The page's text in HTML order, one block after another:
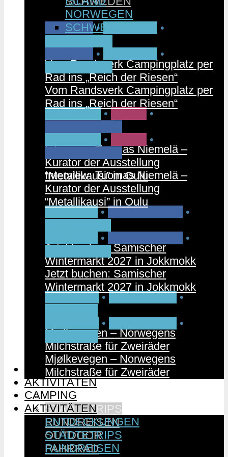
CAMPEN •
•
Vom Randsverk Campingplatz per
Rad ins „Reich der Riesen“
FINNLAND • MUSIK •
Interview: Tuomas Niemelä –
Kurator der Ausstellung
“Metallikausi” in Oulu
PARTNER • RUNDREISEN
•
Jetzt buchen: Samischer
Wintermarkt 2027 in Jokkmokk
FAHRRAD • NORWEGEN •
Mjølkevegen – Norwegens
Milchstraße für Zweiräder
CAMPING
AKTIVITÄTEN
ENTDECKUNGEN
STÄDTETRIPS
RUNDREISEN
OUTDOOR
FAHRRAD
NORWEGEN
SCHWEDEN
•
•
Vom Randsverk Campingplatz per
Rad ins „Reich der Riesen“
•
•
Interview: Tuomas Niemelä –
Kurator der Ausstellung
“Metallikausi” in Oulu
•
•
Jetzt buchen: Samischer
Wintermarkt 2027 in Jokkmokk
•
•
Mjølkevegen – Norwegens
Milchstraße für Zweiräder
CAMPING
AKTIVITÄTEN
ENTDECKUNGEN
STÄDTETRIPS
RUNDREISEN